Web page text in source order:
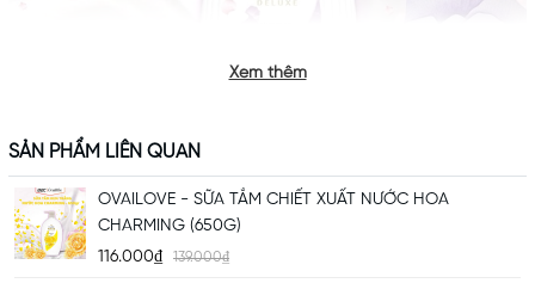
Thành phần chính
Xem thêm
SẢN PHẨM LIÊN QUAN
OVAILOVE - SỮA TẮM CHIẾT XUẤT NƯỚC HOA
CHARMING (650G)
116.000₫
139.000₫